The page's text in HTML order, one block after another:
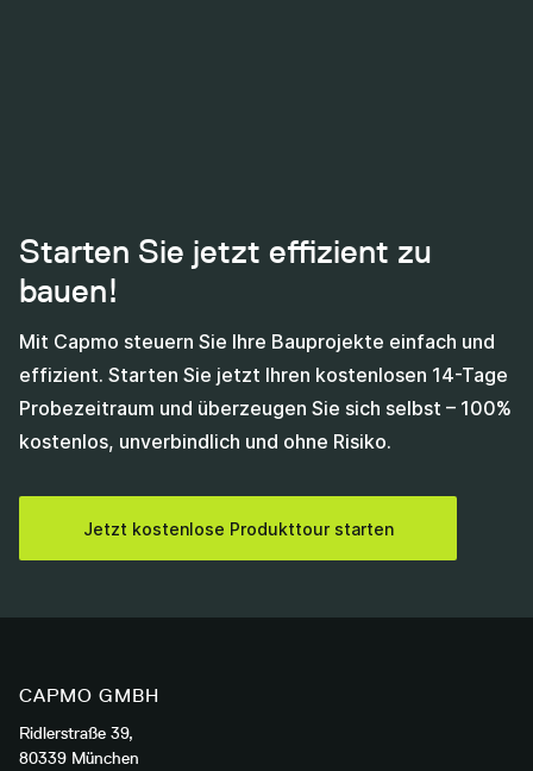
Starten Sie jetzt effizient zu
bauen!
Mit Capmo steuern Sie Ihre Bauprojekte einfach und
effizient. Starten Sie jetzt Ihren kostenlosen 14-Tage
Probezeitraum und überzeugen Sie sich selbst – 100%
kostenlos, unverbindlich und ohne Risiko.
Jetzt kostenlose Produkttour starten
CAPMO GMBH
Ridlerstraße 39,
80339 München